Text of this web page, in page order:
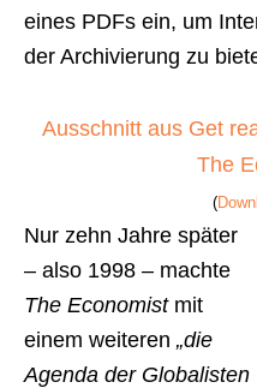
eines PDFs ein, um
der Archivierung zu
Ausschnitt aus Get
The
(
Nur zehn Jahre später
– also 1998 – machte
The Economistmit
einem weiteren „die
Agenda der Globalisten